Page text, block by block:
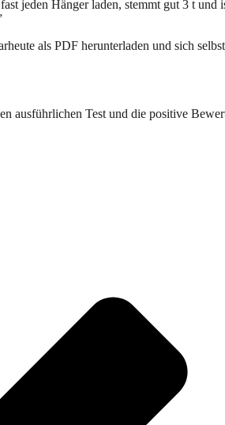
jeden Hänger laden, stemmt gut 3 t
als PDF herunterladen und sich
ausführlichen Test und die positive